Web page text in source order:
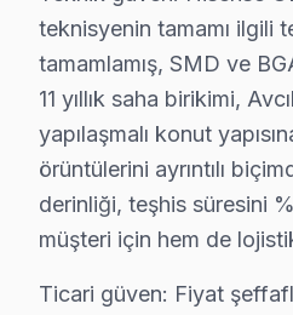
Bakım kapsamımız:
• Avcılar'de iç temizlik ve
• LED şerit ve backlight
• Avcılar'de anakart SMD
• Yazılım ve güncelleme
• Avcılar'de garanti
teknisyenin tamamı ilgili
tamamlamış, SMD ve
11 yıllık saha birikimi,
yapılaşmalı konut
örüntülerini ayrıntılı
derinliği, teşhis süresini
müşteri için hem de
Ticari güven: Fiyat